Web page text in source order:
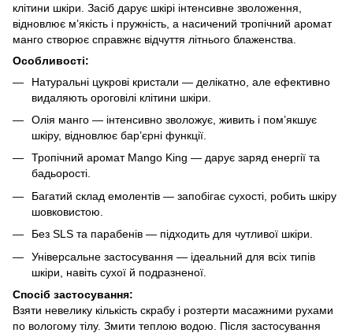
клітини шкіри. Засіб дарує шкірі інтенсивне зволоження,
відновлює м’якість і пружність, а насичений тропічний аромат
манго створює справжнє відчуття літнього блаженства.
Особливості:
Натуральні цукрові кристали — делікатно, але ефективно
видаляють ороговілі клітини шкіри.
Олія манго — інтенсивно зволожує, живить і пом’якшує
шкіру, відновлює бар’єрні функції.
Тропічний аромат Mango King — дарує заряд енергії та
бадьорості.
Багатий склад емолентів — запобігає сухості, робить шкіру
шовковистою.
Без SLS та парабенів — підходить для чутливої шкіри.
Універсальне застосування — ідеальний для всіх типів
шкіри, навіть сухої й подразненої.
Спосіб застосування:
Взяти невелику кількість скрабу і розтерти масажними рухами
по вологому тілу. Змити теплою водою. Після застосування